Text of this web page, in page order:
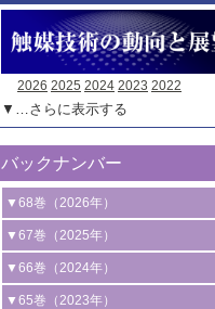
2026 2025 2024 2023 2022
▼…さらに表示する
バックナンバー
▼68巻（2026年）
1号 過酸化水素合成に関する研究動向
2号 コンピューター技術により加速
触媒開発
▼67巻（2025年）
1号 CO
水素化によるグリーン燃料/
ーンケミカル製造
▼66巻（2024年）
1号 低次元ナノ構造を有する触媒材料
▼65巻（2023年）